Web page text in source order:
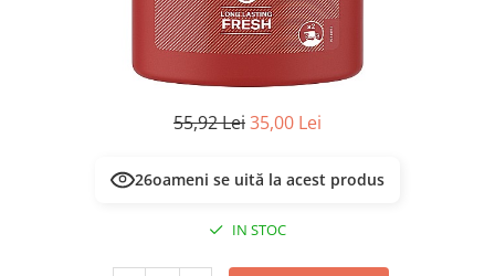
55,92 Lei35,00 Lei
26oameni se uită la acest produs
IN STOC